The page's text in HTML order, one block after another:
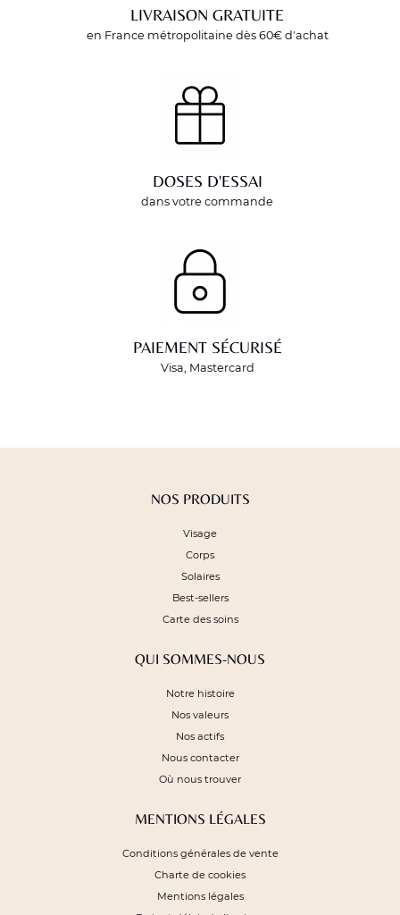
LIVRAISON GRATUITE
en France métropolitaine dès 60€ d'achat
DOSES D'ESSAI
dans votre commande
PAIEMENT SÉCURISÉ
Visa, Mastercard
NOS PRODUITS
Visage
Corps
Solaires
Best-sellers
Carte des soins
QUI SOMMES-NOUS
Notre histoire
Nos valeurs
Nos actifs
Nous contacter
Où nous trouver
MENTIONS LÉGALES
Conditions générales de vente
Charte de cookies
Mentions légales